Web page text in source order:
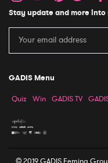
Stay update and more
GADIS Menu
Quiz Win GADIS TV